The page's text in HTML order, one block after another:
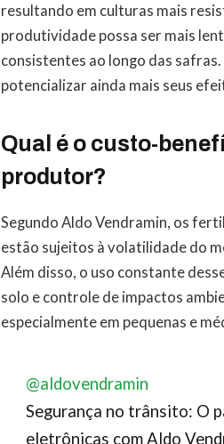
resultando em culturas mais
produtividade possa ser mais
consistentes ao longo das
potencializar ainda mais seus
Qual é o custo-
produtor?
Segundo Aldo Vendramin, os
estão sujeitos à volatilidade do
Além disso, o uso constante
solo e controle de impactos
especialmente em pequenas e
@aldovendramin
Segurança no trânsito: O
eletrônicas com Aldo